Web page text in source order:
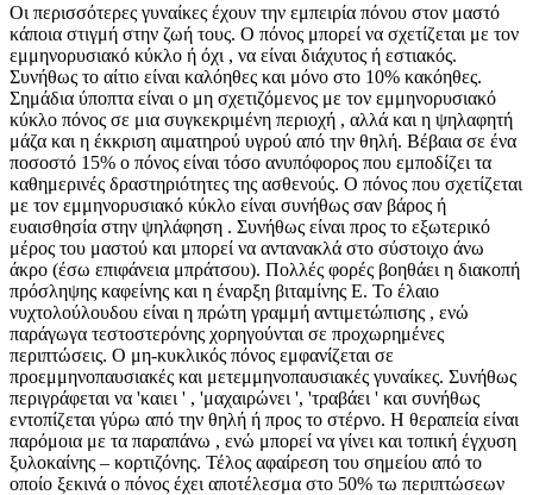
Οι περισσότερες γυναίκες έχουν την εμπειρία πόνου στον μαστό
κάποια στιγμή στην ζωή τους. Ο πόνος μπορεί να σχετίζεται με τον
εμμηνορυσιακό κύκλο ή όχι , να είναι διάχυτος ή εστιακός.
Συνήθως το αίτιο είναι καλόηθες και μόνο στο 10% κακόηθες.
Σημάδια ύποπτα είναι ο μη σχετιζόμενος με τον εμμηνορυσιακό
κύκλο πόνος σε μια συγκεκριμένη περιοχή , αλλά και η ψηλαφητή
μάζα και η έκκριση αιματηρού υγρού από την θηλή. Βέβαια σε ένα
ποσοστό 15% ο πόνος είναι τόσο ανυπόφορος που εμποδίζει τα
καθημερινές δραστηριότητες της ασθενούς. Ο πόνος που σχετίζεται
με τον εμμηνορυσιακό κύκλο είναι συνήθως σαν βάρος ή
ευαισθησία στην ψηλάφηση . Συνήθως είναι προς το εξωτερικό
μέρος του μαστού και μπορεί να αντανακλά στο σύστοιχο άνω
άκρο (έσω επιφάνεια μπράτσου). Πολλές φορές βοηθάει η διακοπή
πρόσληψης καφείνης και η έναρξη βιταμίνης Ε. Το έλαιο
νυχτολούλουδου είναι η πρώτη γραμμή αντιμετώπισης , ενώ
παράγωγα τεστοστερόνης χορηγούνται σε προχωρημένες
περιπτώσεις. Ο μη-κυκλικός πόνος εμφανίζεται σε
προεμμηνοπαυσιακές και μετεμμηνοπαυσιακές γυναίκες. Συνήθως
περιγράφεται να 'καιει ' , 'μαχαιρώνει ', 'τραβάει ' και συνήθως
εντοπίζεται γύρω από την θηλή ή προς το στέρνο. Η θεραπεία είναι
παρόμοια με τα παραπάνω , ενώ μπορεί να γίνει και τοπική έγχυση
ξυλοκαίνης – κορτιζόνης. Τέλος αφαίρεση του σημείου από το
οποίο ξεκινά ο πόνος έχει αποτέλεσμα στο 50% τω περιπτώσεων